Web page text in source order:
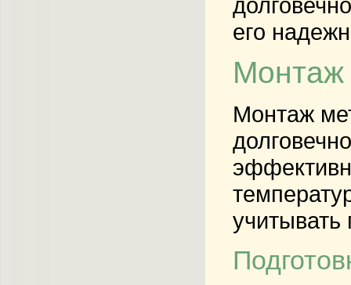
его
Монтаж
Монтаж